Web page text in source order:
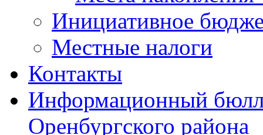
Инициативное
Местные налоги
Контакты
Информационный
Оренбургского района